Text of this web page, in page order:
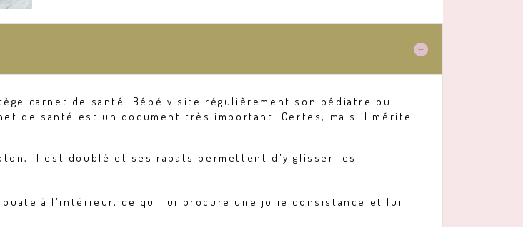
carnet de santé. Bébé visite régulièrement son pédiatre ou
de santé est un document très important. Certes, mais il mérite
il est doublé et ses rabats permettent d'y glisser les
à l'intérieur, ce qui lui procure une jolie consistance et lui